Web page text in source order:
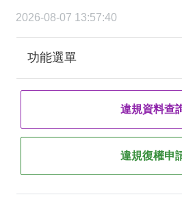
2026-08-07 13:57:40
功能選單
違規資料查
違規復權申